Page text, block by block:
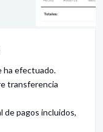
ha efectuado.
transferencia
pagos incluidos,